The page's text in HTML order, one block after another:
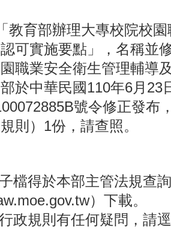
教育部辦理大專校院校
可實施要點」，名稱並
職業安全衛生管理輔導
於中華民國110年6月23
號令修正發布
則）1份，請查照。
檔得於本部主管法規查
）下載。
政規則有任何疑問，請